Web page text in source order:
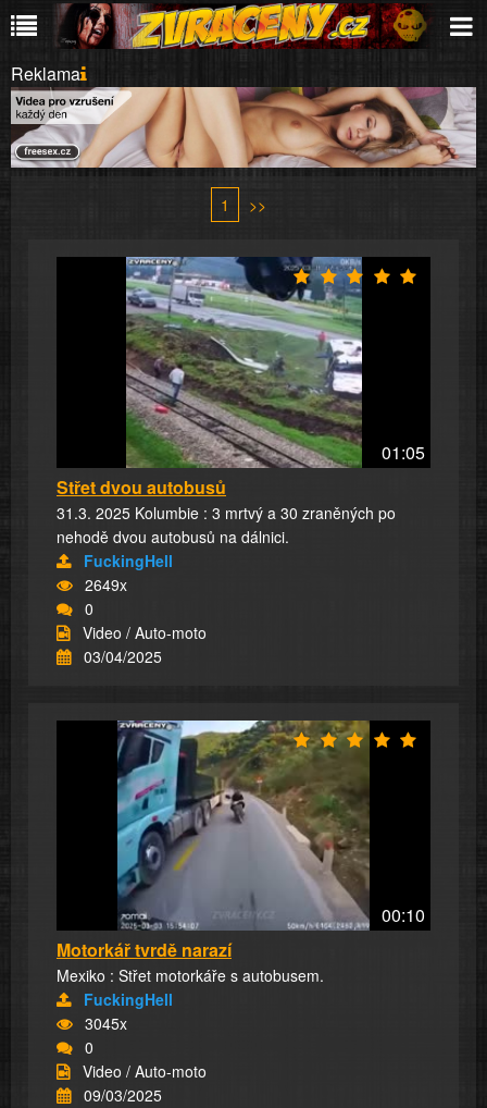
Reklama
1 >>
01:05
Střet dvou autobusů
31.3. 2025 Kolumbie : 3 mrtvý a 30 zraněných po
nehodě dvou autobusů na dálnici.
FuckingHell
2649x
0
Video / Auto-moto
03/04/2025
00:10
Motorkář tvrdě narazí
Mexiko : Střet motorkáře s autobusem.
FuckingHell
3045x
0
Video / Auto-moto
09/03/2025